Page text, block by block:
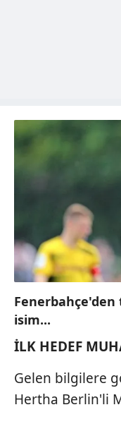
isim...
İLK HEDEF
Gelen bilgilere
Hertha Berlin'li